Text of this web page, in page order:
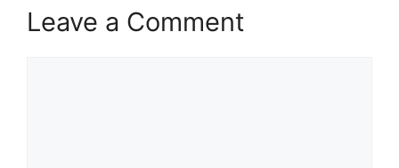
Leave a Comment